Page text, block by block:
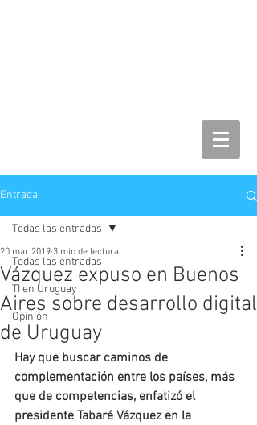
Entrada
Todas las entradas
TI en Uruguay
Opinión
Todas las entradas
Vázquez expuso en Buenos
Aires sobre desarrollo digital
de Uruguay
20 mar 2019 3 min de lectura
Hay que buscar caminos de
complementación entre los países, más
que de competencias, enfatizó el
presidente Tabaré Vázquez en la